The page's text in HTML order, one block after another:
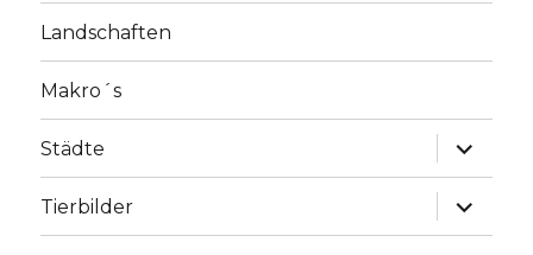
Landschaften
Makro´s
Städte
Tierbilder